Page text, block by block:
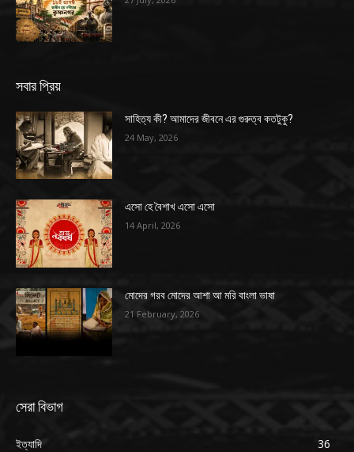
সবার প্রিয়
সাহিত্য কী? আমাদের জীবনে এর গুরুত্ব কতটুকু?
24 May, 2026
এসো হে বৈশাখ এসো এসো
14 April, 2026
মোদের গরব মোদের আশা আ মরি বাংলা ভাষা
21 February, 2026
সেরা বিভাগ
ইত্যাদি
36